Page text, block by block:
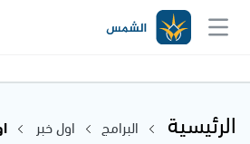
الرئيسية البرامج اول خبر